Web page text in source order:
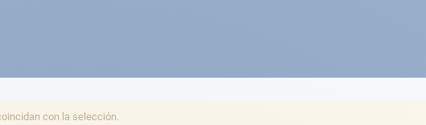
con la selección.